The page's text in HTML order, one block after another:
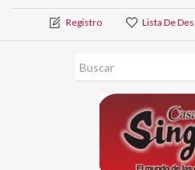
Registro Lista De